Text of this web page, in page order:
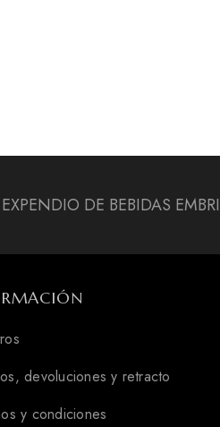
DE BEBIDAS
devoluciones y retracto
y condiciones